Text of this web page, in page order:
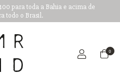
para toda a Bahia e acima de
todo o Brasil.
0